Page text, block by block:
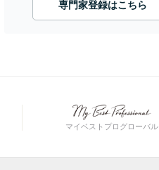
専門家登録はこちら
マイベストプログローバル